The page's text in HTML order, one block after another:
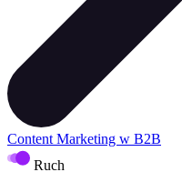
Content Marketing w B2B
Ruch